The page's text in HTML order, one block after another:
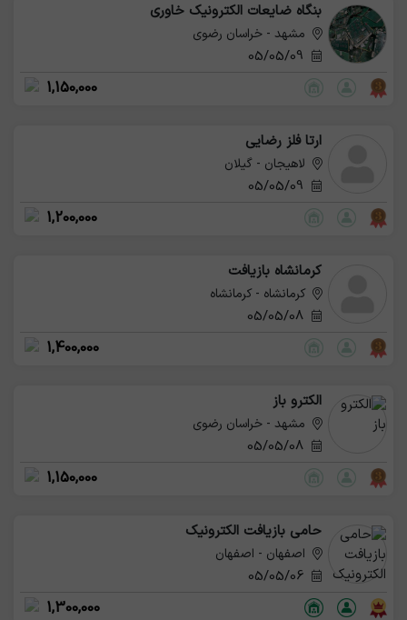
بنگاه ضایعات الکترونیک خاوری
مشهد - خراسان رضوی
1,150,000
ارتا فلز رضایی
لاهیجان - گیلان
1,200,000
کرمانشاه بازیافت
کرمانشاه - کرمانشاه
05/05/08
1,400,000
الکترو باز
مشهد - خراسان رضوی
05/05/08
1,150,000
حامی بازیافت الکترونیک
اصفهان - اصفهان
05/05/06
1,300,000